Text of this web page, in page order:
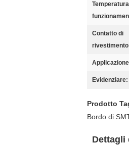
Contatto di
Evidenziare:
Prodotto
Bordo di
Dettagli